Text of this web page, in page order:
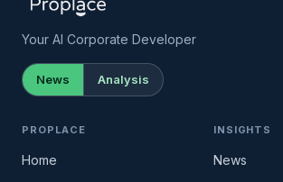
Your AI Corporate Developer
News Analysis
PROPLACE
Home
INSIGHTS
News